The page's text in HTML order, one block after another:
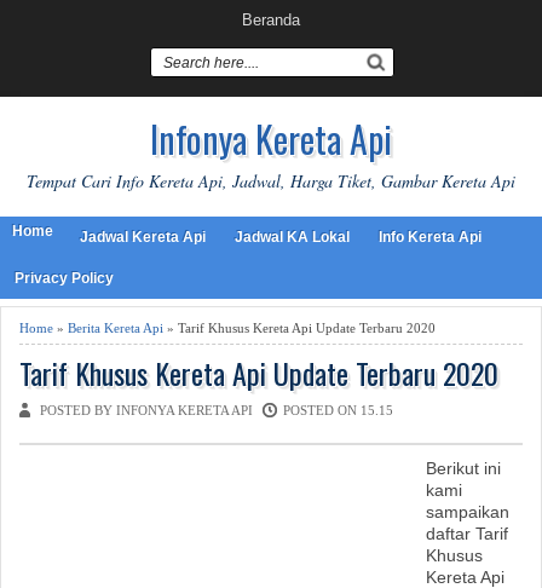
Beranda
Infonya Kereta Api
Tempat Cari Info Kereta Api, Jadwal, Harga Tiket, Gambar Kereta Api
Home Jadwal Kereta Api Jadwal KA Lokal Info Kereta Api
Privacy Policy
Home » Berita Kereta Api » Tarif Khusus Kereta Api Update Terbaru 2020
Tarif Khusus Kereta Api Update Terbaru 2020
POSTED BY INFONYA KERETA API POSTED ON 15.15
Berikut ini
kami
sampaikan
daftar Tarif
Khusus
Kereta Api